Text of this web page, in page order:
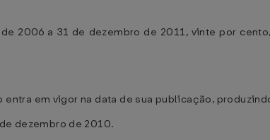
2006 a 31 de dezembro de 2011, vinte por
entra em vigor na data de sua publicação,
dezembro de 2010.